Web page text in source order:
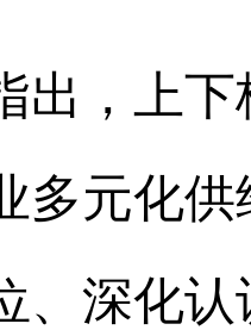
出，上
多元化
、深化